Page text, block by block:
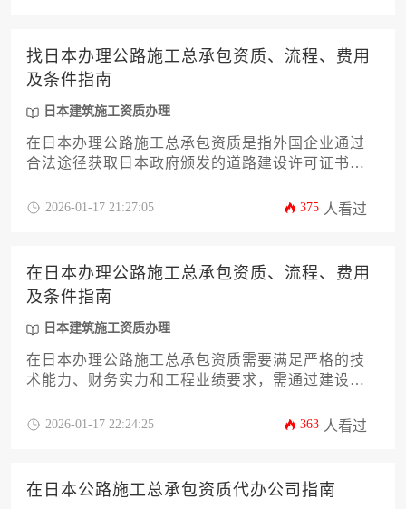
找日本办理公路施工总承包资质、流程、费用
及条件指南
日本建筑施工资质办理
在日本办理公路施工总承包资质是指外国企业通过
合法途径获取日本政府颁发的道路建设许可证书的
求、完成分级注册并经过严格的技术审查。该流程
审查费和顾问服务费等项目。成功获取资质的关键
在于充分理解日本建设业法对资本金、技术人员配
置和工程业绩的具体规定，并制定长期合规经营策
略。
2026-01-17 21:27:05 375 人看过
在日本办理公路施工总承包资质、流程、费用
及条件指南
日本建筑施工资质办理
在日本办理公路施工总承包资质需要满足严格的技
术能力、财务实力和工程业绩要求，需通过建设省
证明、技术人员资格证书等材料，整体流程耗时约6-
2026-01-17 22:24:25 363 人看过
在日本公路施工总承包资质代办公司指南